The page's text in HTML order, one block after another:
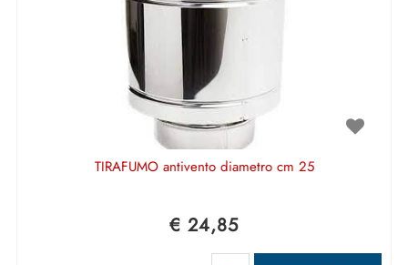
TIRAFUMO antivento diametro cm 25
€ 24,85